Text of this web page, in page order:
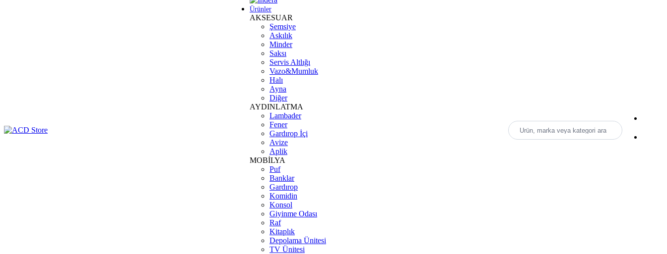
Ürün, marka veya kategori ara
Ürünler
AKSESUAR
Şemsiye
Askılık
Minder
Saksı
Servis Altlığı
Vazo&Mumluk
Halı
Ayna
Diğer
AYDINLATMA
Lambader
Fener
Gardırop İçi
Avize
Aplik
MOBİLYA
Puf
Banklar
Gardırop
Komidin
Konsol
Giyinme Odası
Raf
Kitaplık
Depolama Ünitesi
TV Ünitesi